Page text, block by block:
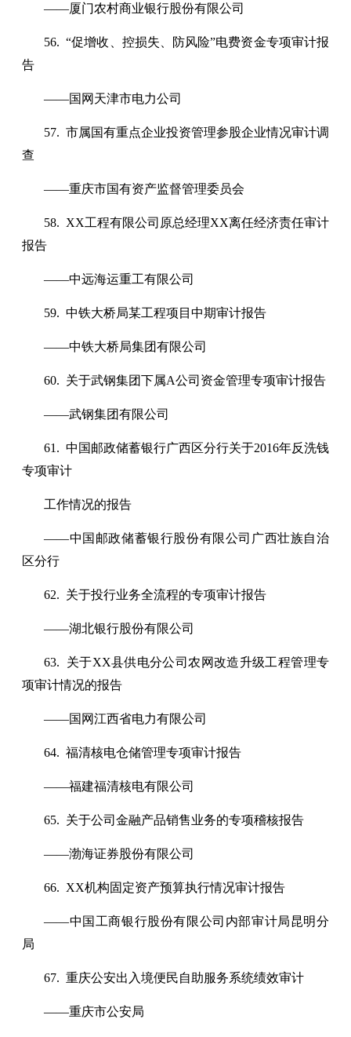
——厦门农村商业银行股份有限公司
56. “促增收、控损失、防风险”电费资金专项审计报
告
——国网天津市电力公司
57. 市属国有重点企业投资管理参股企业情况审计调
查
——重庆市国有资产监督管理委员会
58. XX工程有限公司原总经理XX离任经济责任审计
报告
——中远海运重工有限公司
59. 中铁大桥局某工程项目中期审计报告
——中铁大桥局集团有限公司
60. 关于武钢集团下属A公司资金管理专项审计报告
——武钢集团有限公司
61. 中国邮政储蓄银行广西区分行关于2016年反洗钱
专项审计
工作情况的报告
——中国邮政储蓄银行股份有限公司广西壮族自治
区分行
62. 关于投行业务全流程的专项审计报告
——湖北银行股份有限公司
63. 关于XX县供电分公司农网改造升级工程管理专
项审计情况的报告
——国网江西省电力有限公司
64. 福清核电仓储管理专项审计报告
——福建福清核电有限公司
65. 关于公司金融产品销售业务的专项稽核报告
——渤海证券股份有限公司
66. XX机构固定资产预算执行情况审计报告
——中国工商银行股份有限公司内部审计局昆明分
局
67. 重庆公安出入境便民自助服务系统绩效审计
——重庆市公安局